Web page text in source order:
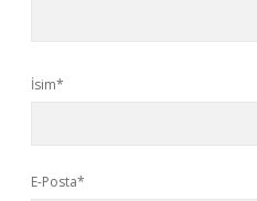
İsim*
E-Posta*